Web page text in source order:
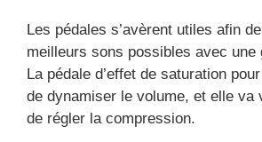
Les pédales s’avèrent utiles afin
meilleurs sons possibles avec une
La pédale d’effet de saturation
de dynamiser le volume, et elle va
de régler la compression.